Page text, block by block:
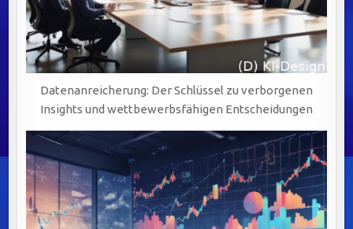
Datenanreicherung: Der Schlüssel zu verborgenen
Insights und wettbewerbsfähigen Entscheidungen